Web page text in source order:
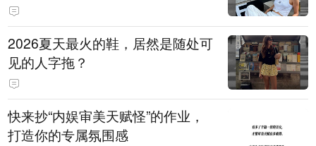
2026夏天最火的鞋，居然是随处可
见的人字拖？
快来抄“内娱审美天赋怪”的作业，
打造你的专属氛围感